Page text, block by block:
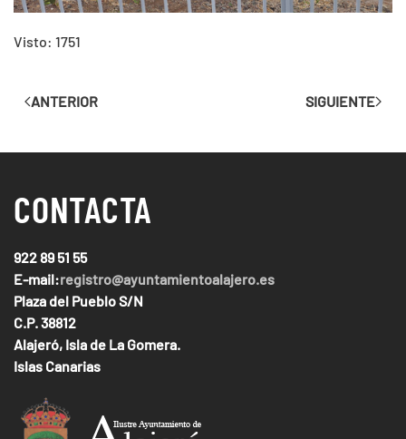
Visto: 1751
ANTERIOR SIGUIENTE
CONTACTA
922 89 51 55
E-mail:registro@ayuntamientoalajero.es
Plaza del Pueblo S/N
C.P. 38812
Alajeró, Isla de La Gomera.
Islas Canarias